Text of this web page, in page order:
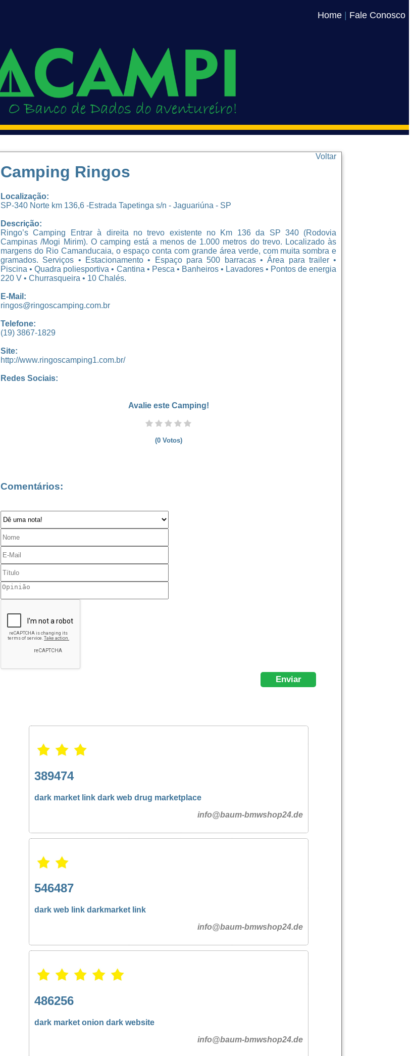
Home | Fale Conosco
Voltar
Camping Ringos
Localização:
SP-340 Norte km 136,6 -Estrada Tapetinga s/n - Jaguariúna - SP
Descrição:
Ringo’s Camping Entrar à direita no trevo existente no Km 136 da SP 340 (Rodovia
Campinas /Mogi Mirim). O camping está a menos de 1.000 metros do trevo. Localizado às
margens do Rio Camanducaia, o espaço conta com grande área verde, com muita sombra e
gramados. Serviços • Estacionamento • Espaço para 500 barracas • Área para trailer •
Piscina • Quadra poliesportiva • Cantina • Pesca • Banheiros • Lavadores • Pontos de energia
220 V • Churrasqueira • 10 Chalés.
E-Mail:
ringos@ringoscamping.com.br
Telefone:
(19) 3867-1829
Site:
http://www.ringoscamping1.com.br/
Redes Sociais:
Avalie este Camping!
(0Votos)
Comentários:
389474
dark market link dark web drug marketplace
info@baum-bmwshop24.de
546487
dark web link darkmarket link
info@baum-bmwshop24.de
486256
dark market onion dark website
info@baum-bmwshop24.de